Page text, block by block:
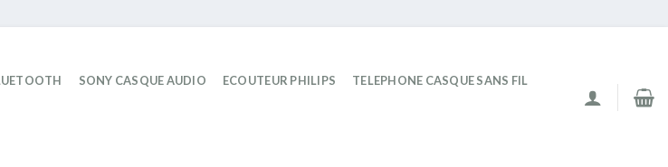
SONY CASQUE AUDIO ECOUTEUR PHILIPS TELEPHONE CASQUE SANS FIL